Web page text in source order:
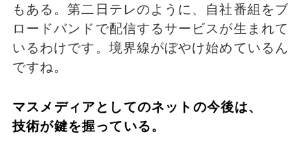
もある。第二日テレのように、自社番組をブ
ロードバンドで配信するサービスが生まれて
いるわけです。境界線がぼやけ始めているん
ですね。
マスメディアとしてのネットの今後は、
技術が鍵を握っている。